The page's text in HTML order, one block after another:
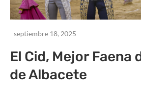
septiembre 18, 2025
El Cid, Mejor Faena
de Albacete